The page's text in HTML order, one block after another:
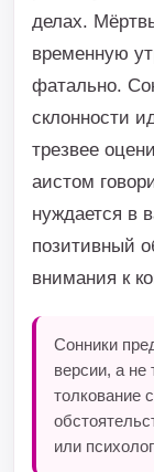
делах.
временную
фатально.
склонности
трезвее
аистом
нуждается в
позитивный
внимания к
Сонники
версии, а не
толкование
или